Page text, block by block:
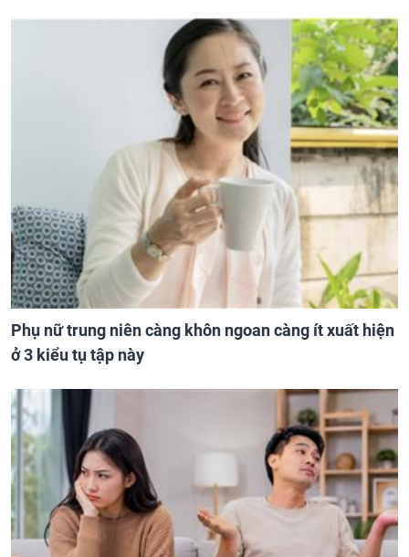
Phụ nữ trung niên càng khôn ngoan càng ít xuất hiện
ở 3 kiểu tụ tập này